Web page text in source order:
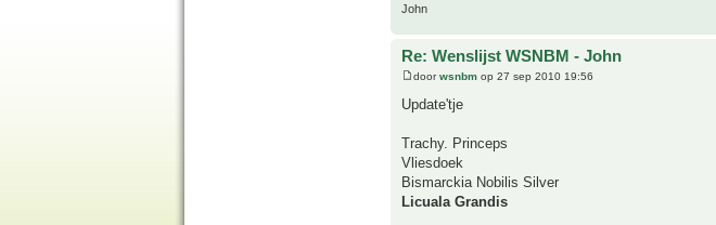
John
Re: Wenslijst WSNBM - John
doorwsnbm op 27 sep 2010 19:56
Update'tje
Trachy. Princeps
Vliesdoek
Bismarckia Nobilis Silver
Licuala Grandis